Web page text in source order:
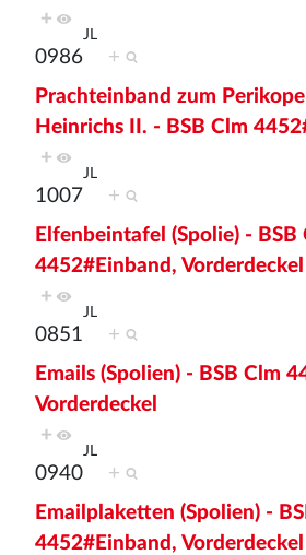
+
0986
JL
+
Prachteinband zum
Heinrichs II. - BSB Clm
+
1007
JL
+
Elfenbeintafel (Spolie) - BSB
4452#Einband, Vorderdeckel
+
0851
JL
+
Emails (Spolien) - BSB Clm
Vorderdeckel
+
0940
JL
+
Emailplaketten (Spolien) -
4452#Einband, Vorderdeckel